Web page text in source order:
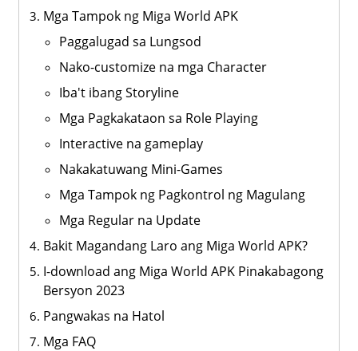
Mga Tampok ng Miga World APK
Paggalugad sa Lungsod
Nako-customize na mga Character
Iba't ibang Storyline
Mga Pagkakataon sa Role Playing
Interactive na gameplay
Nakakatuwang Mini-Games
Mga Tampok ng Pagkontrol ng Magulang
Mga Regular na Update
Bakit Magandang Laro ang Miga World APK?
I-download ang Miga World APK Pinakabagong
Bersyon 2023
Pangwakas na Hatol
Mga FAQ